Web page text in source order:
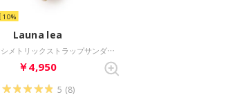
10
Launa lea
5cmヒールアシメトリックストラップサンダル(0602) （ナチュラルS）
￥4,950
5 (8)